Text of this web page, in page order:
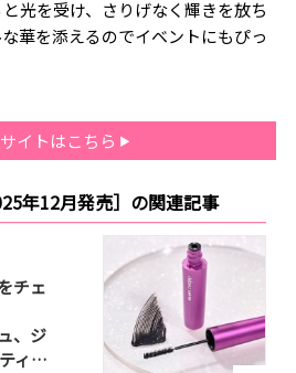
光を受け、さりげなく輝きを放ち
華を添えるのでイベントにもぴっ
イトはこちら
年12月発売］の関連記事
チェ
、ジ
ィ…